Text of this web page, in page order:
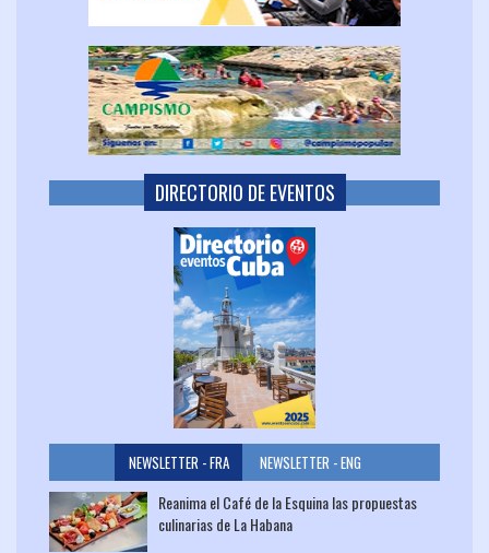
DIRECTORIO DE EVENTOS
NEWSLETTER - FRA NEWSLETTER - ENG
Reanima el Café de la Esquina las propuestas
culinarias de La Habana